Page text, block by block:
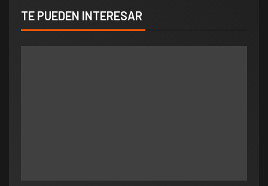
TE PUEDEN INTERESAR